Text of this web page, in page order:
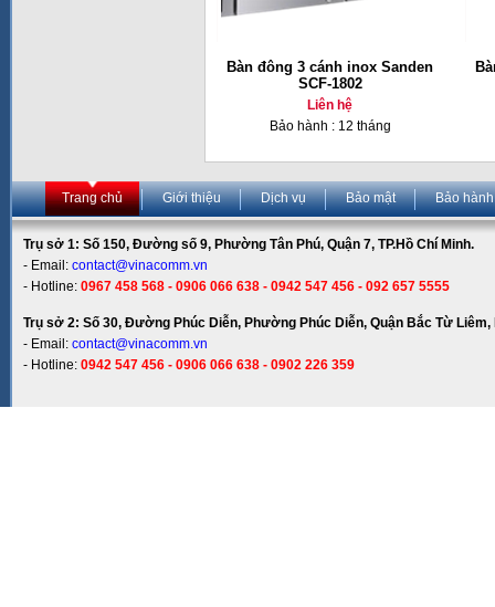
Bàn đông 3 cánh inox Sanden
SCF-1802
Liên hệ
Bảo hành : 12 tháng
Trang chủ Giới thiệu Dịch vụ Bảo mật Bảo hành
Trụ sở 1: Số 150, Đường số 9, Phường Tân Phú, Quận 7, TP.Hồ Chí Minh.
- Email: contact@vinacomm.vn
- Hotline: 0967 458 568 - 0906 066 638 - 0942 547 456 - 092 657 5555
Trụ sở 2: Số 30, Đường Phúc Diễn, Phường Phúc Diễn, Quận Bắc Từ Liêm,
- Email: contact@vinacomm.vn
- Hotline: 0942 547 456 - 0906 066 638 - 0902 226 359